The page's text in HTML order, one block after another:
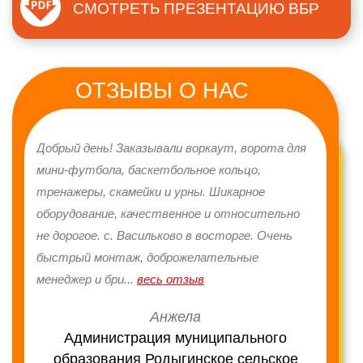
ЗИМНИЕ ГОРКИ ДЛЯ
ДЕТЕЙ
КАЧАЛКИ НА ПРУЖИНЕ
КАЧАЛКИ БАЛАНСИРЫ
ЛАВОЧКИ ДЛЯ ДЕТЕЙ
ВЕРТИКАЛЬНЫЕ
МЕТАЛЛОКОНСТРУКЦИИ РВС (ТЫСЯЧНИКИ)
КОНТЕЙНЕРЫ ДЛЯ
УРНЫ ДЛЯ МУСОРА
УЛИЧНЫЕ ФОНАРИ
ВОДОНАПОРНЫХ
БАШЕН РОЖНОВСКОГО
ИГРОВОГО
ОБОРУДОВАНИЯ
МОНТАЖ ПОКРЫТИЯ
ПОРОШКОВАЯ
ПОКРАСКА
СМОТРЕТЬ ПРЕЗЕНТАЦИЮ ВБР
ОТЗЫВЫ О НАС
Добрый день! Заказывали воркаут, ворота для
мини-футбола, баскетбольное кольцо,
тренажеры, скамейки и урны. Шикарное
оборудование, качественное и относительно
не дорогое. с. Васильково в восторге. Очень
быстрый монтаж, доброжелательные
менеджер и бри... весь отзыв
Анжела
Администрация муниципального
образования Родыгинское сельское
ГК